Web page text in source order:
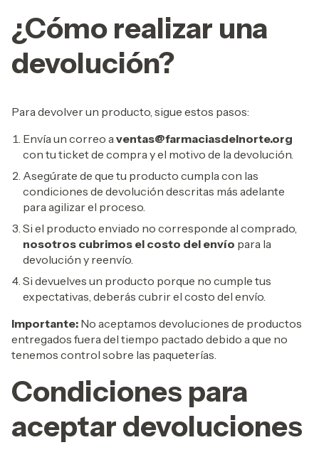
¿Cómo realizar una
devolución?
Para devolver un producto, sigue estos pasos:
Envía un correo aventas@farmaciasdelnorte.org
con tu ticket de compra y el motivo de la devolución.
Asegúrate de que tu producto cumpla con las
condiciones de devolución descritas más adelante
para agilizar el proceso.
Si el producto enviado no corresponde al comprado,
nosotros cubrimos el costo del envío para la
devolución y reenvío.
Si devuelves un producto porque no cumple tus
expectativas, deberás cubrir el costo del envío.
Importante: No aceptamos devoluciones de productos
entregados fuera del tiempo pactado debido a que no
tenemos control sobre las paqueterías.
Condiciones para
aceptar devoluciones